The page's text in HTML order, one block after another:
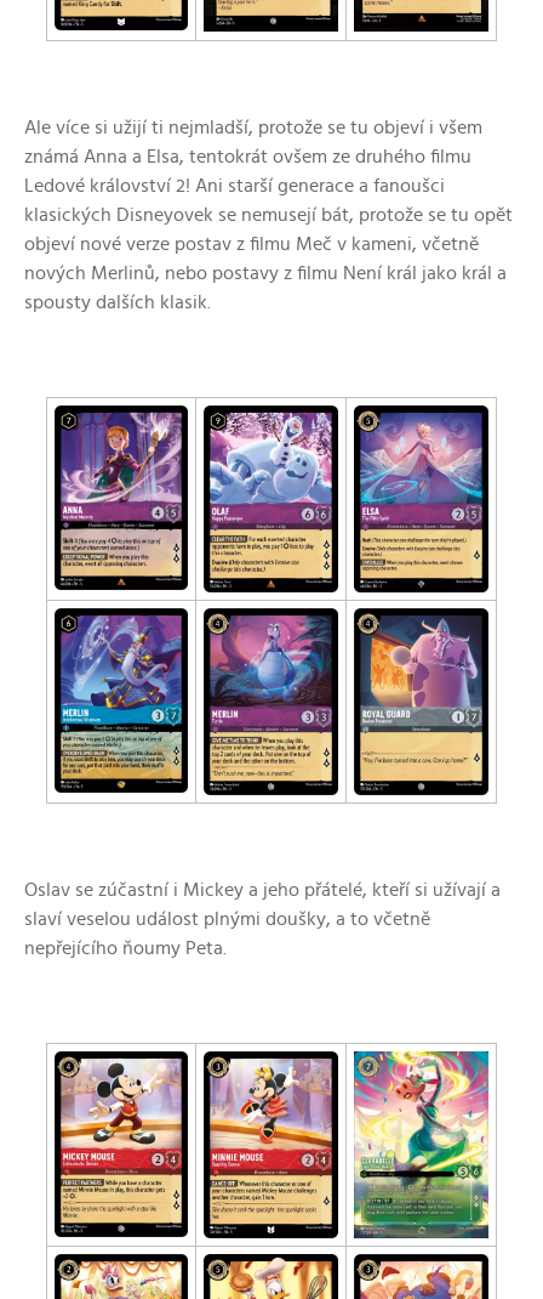
Ale více si užijí ti nejmladší, protože se tu objeví i všem
známá Anna a Elsa, tentokrát ovšem ze druhého filmu
Ledové království 2! Ani starší generace a fanoušci
klasických Disneyovek se nemusejí bát, protože se tu opět
objeví nové verze postav z filmu Meč v kameni, včetně
nových Merlinů, nebo postavy z filmu Není král jako král a
spousty dalších klasik.
Oslav se zúčastní i Mickey a jeho přátelé, kteří si užívají a
slaví veselou událost plnými doušky, a to včetně
nepřejícího ňoumy Peta.